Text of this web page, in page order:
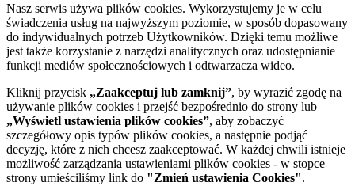
Nasz serwis używa plików cookies. Wykorzystujemy je w celu
świadczenia usług na najwyższym poziomie, w sposób dopasowany
do indywidualnych potrzeb Użytkowników. Dzięki temu możliwe
jest także korzystanie z narzędzi analitycznych oraz udostępnianie
funkcji mediów społecznościowych i odtwarzacza wideo.
Kliknij przycisk „Zaakceptuj lub zamknij”, by wyrazić zgodę na
używanie plików cookies i przejść bezpośrednio do strony lub
„Wyświetl ustawienia plików cookies”, aby zobaczyć
szczegółowy opis typów plików cookies, a następnie podjąć
decyzję, które z nich chcesz zaakceptować. W każdej chwili istnieje
możliwość zarządzania ustawieniami plików cookies - w stopce
strony umieściliśmy link do "Zmień ustawienia Cookies".